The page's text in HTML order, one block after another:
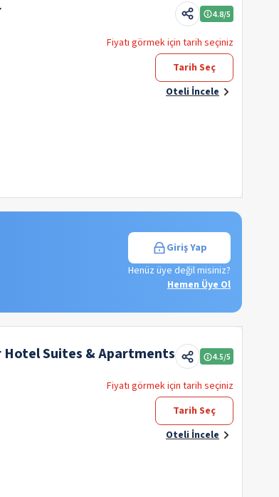
4.8/5
Fiyatı görmek için tarih seçiniz
Tarih Seç
Oteli İncele
Giriş Yap
Henüz üye değil misiniz?
Hemen Üye Ol
Suites & Apartments 4.5/5
Fiyatı görmek için tarih seçiniz
Tarih Seç
Oteli İncele